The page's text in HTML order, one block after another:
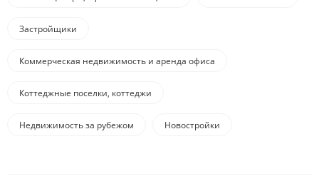
Застройщики
Коммерческая недвижимость и аренда офиса
Коттеджные поселки, коттеджи
Недвижимость за рубежом Новостройки